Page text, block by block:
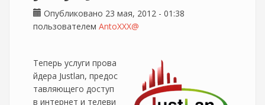
Опубликовано 23 мая, 2012 - 01:38
пользователем AntoXXX@
Теперь услуги прова
йдера Justlan, предос
тавляющего доступ
в интернет и телеви